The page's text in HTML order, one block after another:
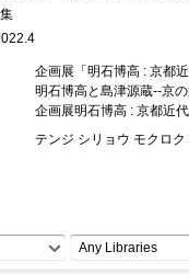
企画展「明石博高 : 京都
明石博高と島津源蔵--京
企画展明石博高 : 京都近
テンジ シリョウ モクロ
Any Libraries